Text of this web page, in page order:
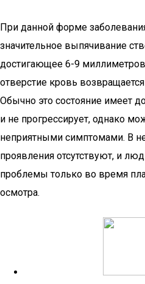
При данной форме
значительное выпячивание
достигающее 6-9
отверстие кровь
Обычно это состояние имеет
и не прогрессирует, однако
неприятными симптомами. В
проявления отсутствуют, и
проблемы только во время
осмотра.